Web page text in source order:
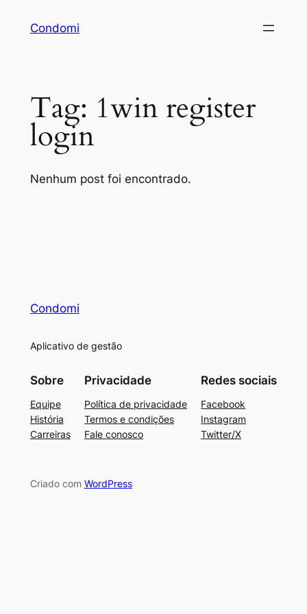
Condomi
Tag: 1win register
login
Nenhum post foi encontrado.
Condomi
Aplicativo de gestão
Sobre
Equipe
História
Carreiras
Privacidade
Política de privacidade
Termos e condições
Fale conosco
Redes sociais
Facebook
Instagram
Twitter/X
Criado com WordPress